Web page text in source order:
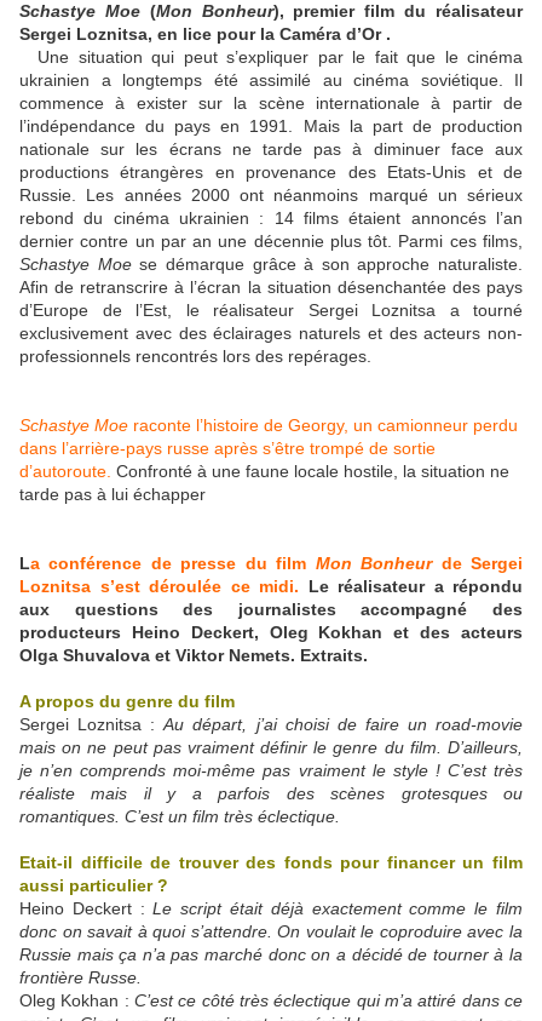
Schastye Moe(Mon Bonheur), premier film du réalisateur
Sergei Loznitsa, en lice pour la Caméra d’Or .
Une situation qui peut s’expliquer par le fait que le cinéma
ukrainien a longtemps été assimilé au cinéma soviétique. Il
commence à exister sur la scène internationale à partir de
l’indépendance du pays en 1991. Mais la part de production
nationale sur les écrans ne tarde pas à diminuer face aux
productions étrangères en provenance des Etats-Unis et de
Russie. Les années 2000 ont néanmoins marqué un sérieux
rebond du cinéma ukrainien : 14 films étaient annoncés l’an
dernier contre un par an une décennie plus tôt. Parmi ces films,
Schastye Moese démarque grâce à son approche naturaliste.
Afin de retranscrire à l’écran la situation désenchantée des pays
d’Europe de l’Est, le réalisateur Sergei Loznitsa a tourné
exclusivement avec des éclairages naturels et des acteurs non-
professionnels rencontrés lors des repérages.
Schastye Moe raconte l’histoire de Georgy, un camionneur perdu
dans l’arrière-pays russe après s’être trompé de sortie
d’autoroute. Confronté à une faune locale hostile, la situation ne
tarde pas à lui échapper
La conférence de presse du film Mon Bonheurde Sergei
Loznitsa s’est déroulée ce midi. Le réalisateur a répondu
aux questions des journalistes accompagné des
producteurs Heino Deckert, Oleg Kokhan et des acteurs
Olga Shuvalova et Viktor Nemets. Extraits.
A propos du genre du film
Sergei Loznitsa :Au départ, j’ai choisi de faire un road-movie
mais on ne peut pas vraiment définir le genre du film. D’ailleurs,
je n’en comprends moi-même pas vraiment le style ! C’est très
réaliste mais il y a parfois des scènes grotesques ou
romantiques. C’est un film très éclectique.
Etait-il difficile de trouver des fonds pour financer un film
aussi particulier ?
Heino Deckert :Le script était déjà exactement comme le film
donc on savait à quoi s’attendre. On voulait le coproduire avec la
Russie mais ça n’a pas marché donc on a décidé de tourner à la
frontière Russe.
Oleg Kokhan : C’est ce côté très éclectique qui m’a attiré dans ce